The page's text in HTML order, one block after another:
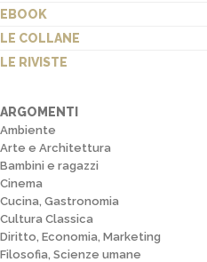
EBOOK
LE COLLANE
LE RIVISTE
ARGOMENTI
Ambiente
Arte e Architettura
Bambini e ragazzi
Cinema
Cucina, Gastronomia
Cultura Classica
Diritto, Economia, Marketing
Filosofia, Scienze umane